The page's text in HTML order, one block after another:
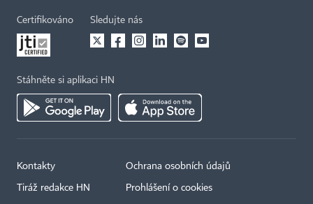
Certifikováno Sledujte nás
Stáhněte si aplikaci HN
Kontakty
Tiráž redakce HN
Ochrana osobních údajů
Prohlášení o cookies